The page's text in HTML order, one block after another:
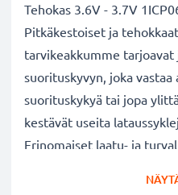
Tehokas 3.6V - 3.7V
Pitkäkestoiset ja
tarvikeakkumme tarjoavat
suorituskyvyn, joka vastaa
suorituskykyä tai jopa
kestävät useita
Erinomaiset laatu- ja